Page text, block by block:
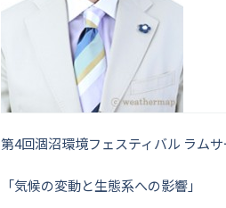
第4回涸沼環境フェスティバル ラム
「気候の変動と生態系への影響」